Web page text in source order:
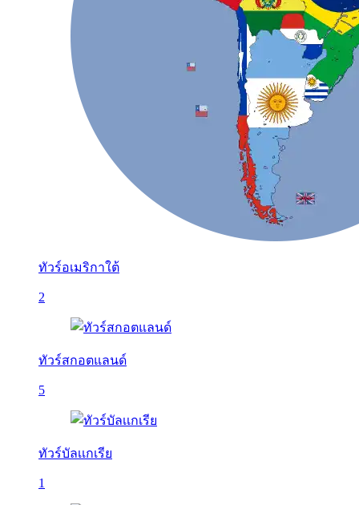
ทัวร์อเมริกาใต้
2
ทัวร์สกอตแลนด์
5
ทัวร์บัลเเกเรีย
1